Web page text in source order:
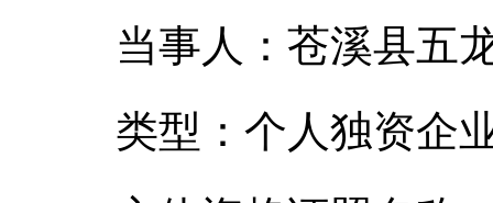
当事人：苍溪县五
类型：个人独资企